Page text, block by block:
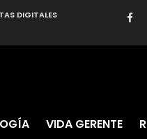
DIGITALES
VIDA GERENTE